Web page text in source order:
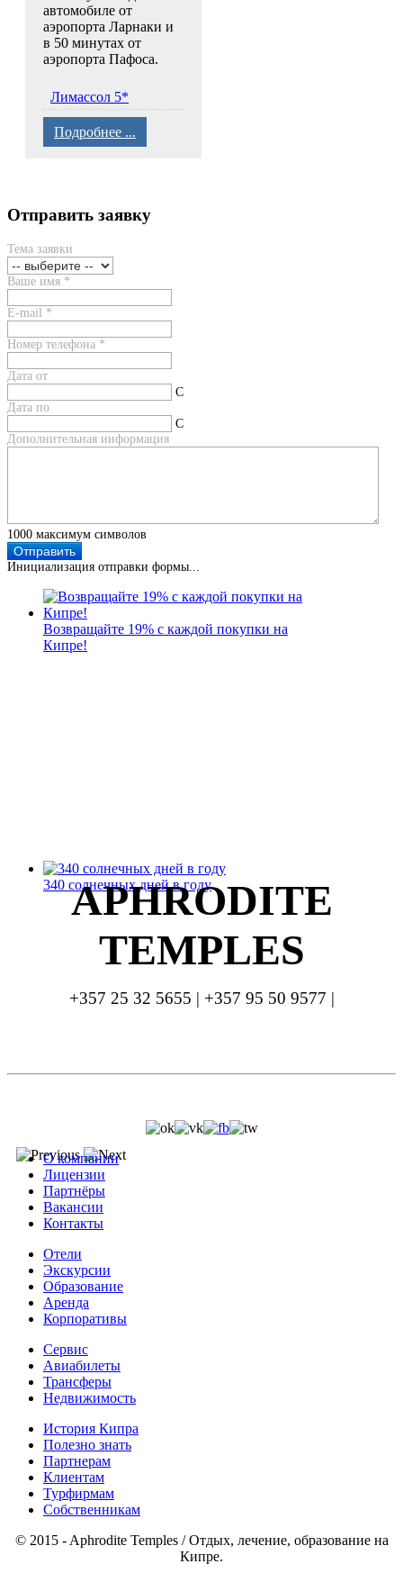
автомобиле от
аэропорта Ларнаки и
в 50 минутах от
аэропорта Пафоса.
Лимассол 5*
Подробнее ...
Отправить заявку
Тема заявки
Ваше имя *
E-mail *
Номер телефона *
Дата от
Дата по
Дополнительная информация
1000 максимум символов
Отправить
Инициализация отправки формы...
Возвращайте 19% с каждой покупки на
Кипре!
340 солнечных дней в году
APHRODITE
TEMPLES
+357 25 32 5655 | +357 95 50 9577 |
О компании
Лицензии
Партнёры
Вакансии
Контакты
Отели
Экскурсии
Образование
Аренда
Корпоративы
Сервис
Авиабилеты
Трансферы
Недвижимость
История Кипра
Полезно знать
Партнерам
Клиентам
Турфирмам
Собственникам
© 2015 - Aphrodite Temples / Отдых, лечение, образование на
Кипре.